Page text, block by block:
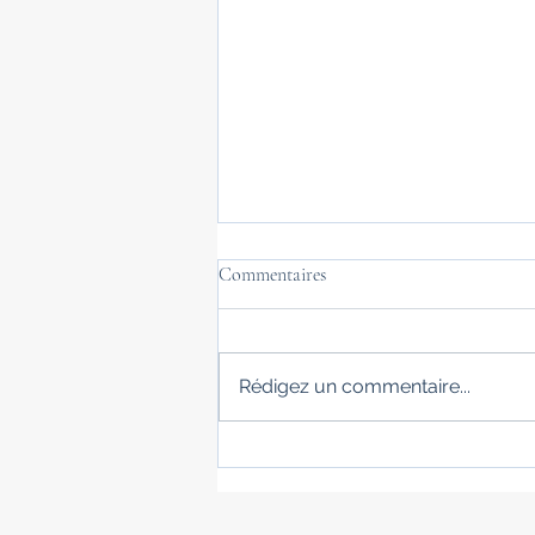
FETE DES MERES
Commentaires
Rédigez un commentaire...